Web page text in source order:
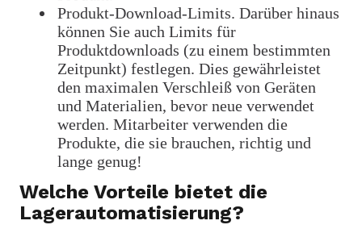
Produkt-Download-Limits.Darüber hinaus
können Sie auch Limits für
Produktdownloads (zu einem bestimmten
Zeitpunkt) festlegen.Dies gewährleistet
den maximalen Verschleiß von Geräten
und Materialien, bevor neue verwendet
werden.Mitarbeiter verwenden die
Produkte, die sie brauchen, richtig und
lange genug!
Welche Vorteile bietet die
Lagerautomatisierung?